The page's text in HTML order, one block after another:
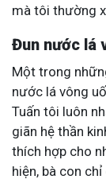
mà tôi thường
Đun nước lá
Một trong
nước lá vông
Tuấn tôi luôn
giãn hệ thần
thích hợp cho
hiện, bà con chỉ